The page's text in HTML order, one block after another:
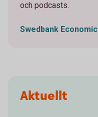
och podcasts.
Swedbank Economic
Aktuellt